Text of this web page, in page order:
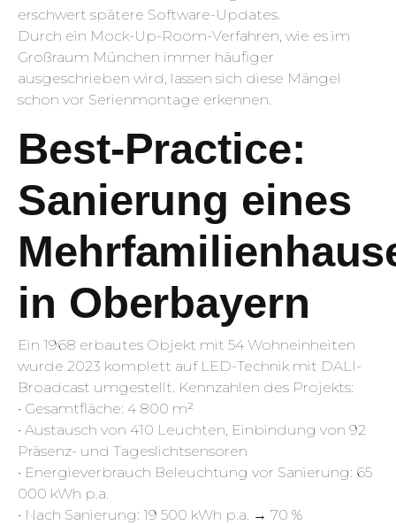
erschwert spätere Software-Updates.
Durch ein Mock-Up-Room-Verfahren, wie es im
Großraum München immer häufiger
ausgeschrieben wird, lassen sich diese Mängel
schon vor Serienmontage erkennen.
Best-Practice:
Sanierung eines
in Oberbayern
Ein 1968 erbautes Objekt mit 54 Wohneinheiten
wurde 2023 komplett auf LED-Technik mit DALI-
Broadcast umgestellt. Kennzahlen des Projekts:
• Gesamtfläche: 4 800 m²
• Austausch von 410 Leuchten, Einbindung von 92
Präsenz- und Tageslichtsensoren
• Energieverbrauch Beleuchtung vor Sanierung: 65
000 kWh p.a.
• Nach Sanierung: 19 500 kWh p.a. → 70 %